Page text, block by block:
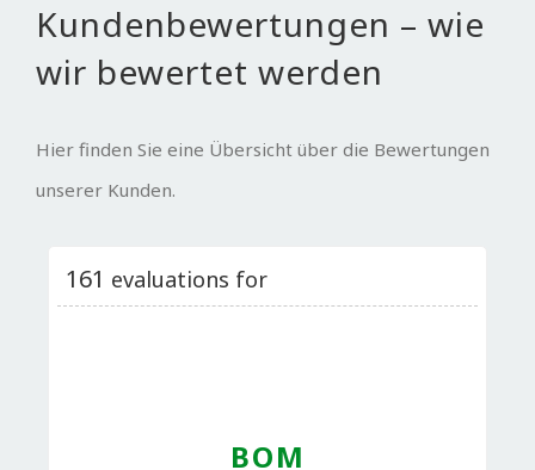
Kundenbewertungen – wie
wir bewertet werden
Hier finden Sie eine Übersicht über die Bewertungen
unserer Kunden.
161 evaluations for
BOM